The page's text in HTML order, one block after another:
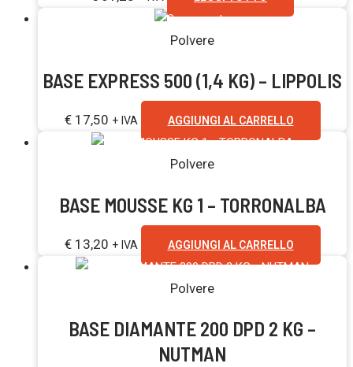
Polvere
BASE EXPRESS 500 (1,4 KG) – LIPPOLIS
€17,50 + IVA AGGIUNGI AL CARRELLO
Polvere
BASE MOUSSE KG 1 – TORRONALBA
€13,20 + IVA AGGIUNGI AL CARRELLO
Polvere
BASE DIAMANTE 200 DPD 2 KG –
NUTMAN